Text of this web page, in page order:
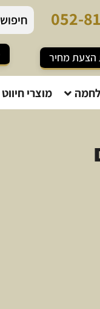
052-81
הצעת מחיר
מוצרי חיווט